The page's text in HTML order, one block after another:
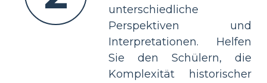
unterschiedliche
Perspektiven und
Interpretationen. Helfen
Sie den Schülern, die
Komplexität historischer